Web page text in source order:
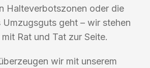
Halteverbotszonen oder die
geht – wir stehen
Rat und Tat zur Seite.
wir mit unserem